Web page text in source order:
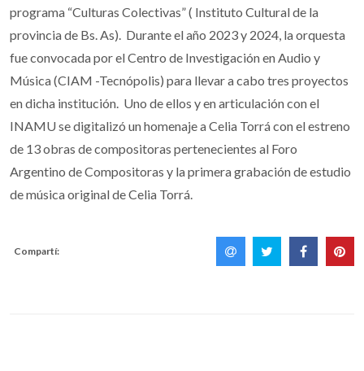
programa “Culturas Colectivas” ( Instituto Cultural de la
provincia de Bs. As). Durante el año 2023 y 2024, la orquesta
fue convocada por el Centro de Investigación en Audio y
Música (CIAM -Tecnópolis) para llevar a cabo tres proyectos
en dicha institución. Uno de ellos y en articulación con el
INAMU se digitalizó un homenaje a Celia Torrá con el estreno
de 13 obras de compositoras pertenecientes al Foro
Argentino de Compositoras y la primera grabación de estudio
de música original de Celia Torrá.
Compartí: